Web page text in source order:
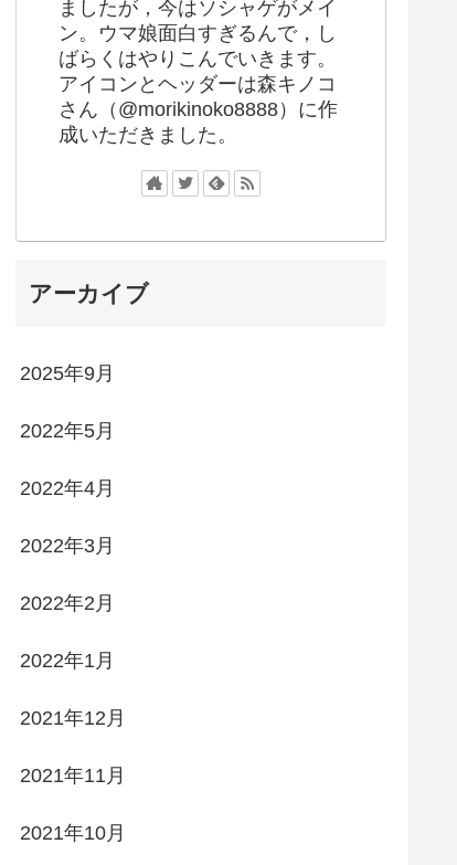
ましたが，今はソシャゲがメイ
ン。ウマ娘面白すぎるんで，し
ばらくはやりこんでいきます。
アイコンとヘッダーは森キノコ
さん（@morikinoko8888）に作
成いただきました。
アーカイブ
2025年9月
2022年5月
2022年4月
2022年3月
2022年2月
2022年1月
2021年12月
2021年11月
2021年10月